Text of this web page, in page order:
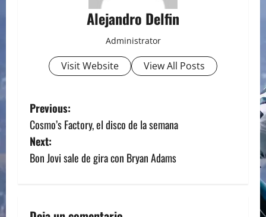
Alejandro Delfin
Administrator
Visit Website View All Posts
P
o
s
n
Previous:
Cosmo’s Factory, el disco de la semana
Next:
Bon Jovi sale de gira con Bryan Adams